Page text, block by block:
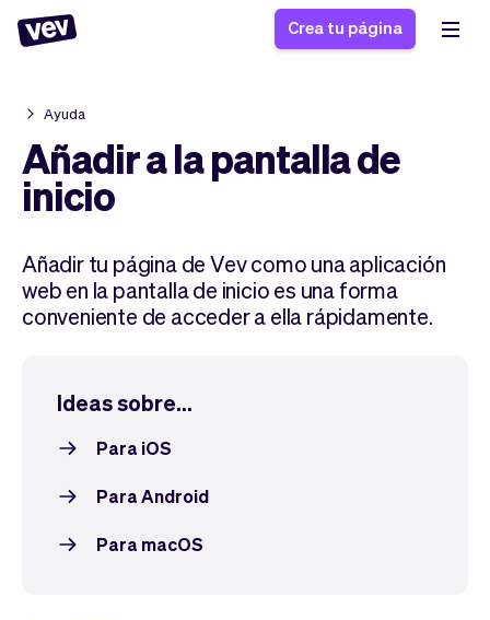
Software de gestión
para PYMES
Software de entregas
Software servicios de
campo
CRM para PYMES
Formulario de registro
Sistema de pedidos
programación de
clases
Agenda de citas
Historias
Blogs
Novedades
Checkout
Vender
Tickets
Pagos
Negocio
Crea tu página
Ayuda
Añadir a la pantalla de
inicio
Añadir tu página de Vev como una aplicación
web en la pantalla de inicio es una forma
conveniente de acceder a ella rápidamente.
Ideas sobre...
Para iOS
Para Android
Para macOS